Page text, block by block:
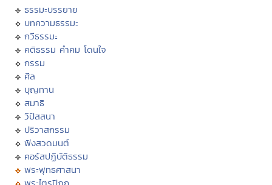
ธรรมะบรรยาย
บทความธรรมะ
กวีธรรมะ
คติธรรม คำคม โดนใจ
กรรม
ศีล
บุญทาน
สมาธิ
วิปัสสนา
ปริวาสกรรม
ฟังสวดมนต์
คอร์สปฏิบัติธรรม
พระพุทธศาสนา